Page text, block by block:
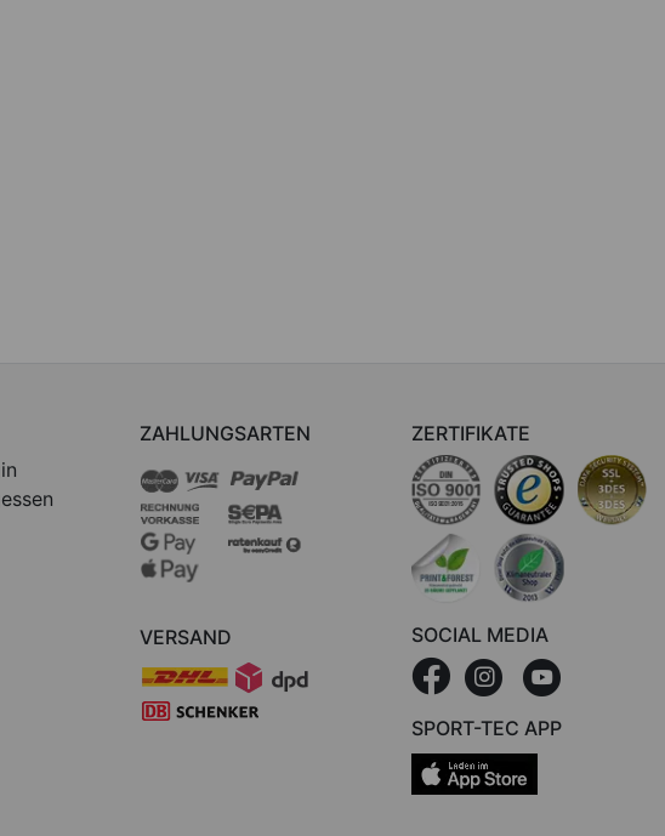
ZAHLUNGSARTEN
VERSAND
ZERTIFIKATE
SOCIAL MEDIA
SPORT-TEC APP